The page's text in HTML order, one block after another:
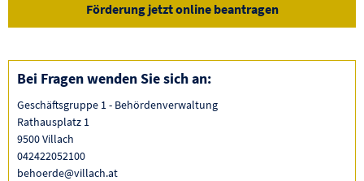
Förderung jetzt online beantragen
Bei Fragen wenden Sie sich an:
Geschäftsgruppe 1 - Behördenverwaltung
Rathausplatz 1
9500 Villach
042422052100
behoerde@villach.at